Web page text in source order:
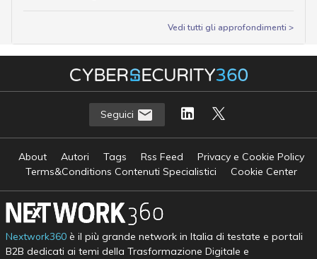
Vedi tutti gli approfondimenti >
Seguici
About Autori Tags Rss Feed
Privacy e Cookie Policy
Terms&Conditions Contenuti Specialistici
Cookie Center
Nextwork360è il più grande network in Italia di testate e portali
B2B dedicati ai temi della Trasformazione Digitale e